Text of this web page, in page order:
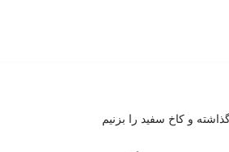
و کاخ سفید را بزنیم